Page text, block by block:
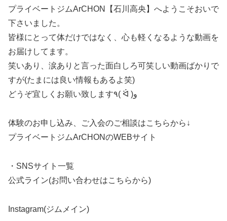
プライベートジムArCHON【石川高央】へようこそおいで
下さいました。
皆様にとって体だけではなく、心も軽くなるような動画を
お届けしてます。
笑いあり、涙ありと言った面白しろ可笑しい動画ばかりで
すが(たまには良い情報もあるよ笑)
どうぞ宜しくお願い致します٩( ᐛ )و
体験のお申し込み、ご入会のご相談はこちらから↓
プライベートジムArCHONのWEBサイト
・SNSサイト一覧
公式ライン(お問い合わせはこちらから)
Instagram(ジムメイン)